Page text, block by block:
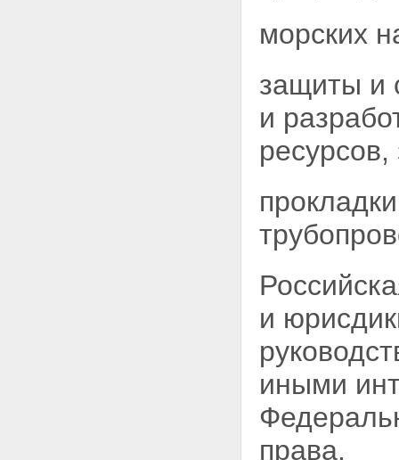
морских
защиты и
и
ресурсов,
и
иными
права.